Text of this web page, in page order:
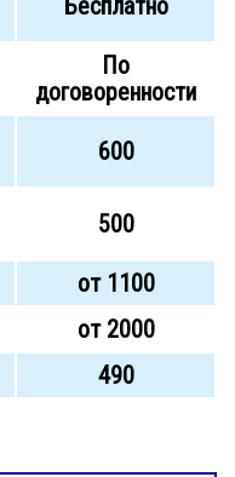
Бесплатно
По
договоренности
600
500
от 1100
от 2000
490